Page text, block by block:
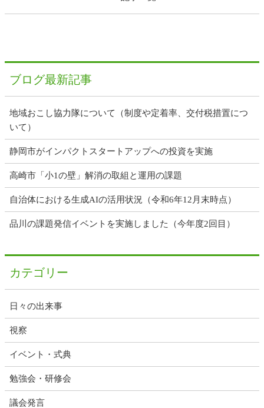
ブログ最新記事
地域おこし協力隊について（制度や定着率、交付税措置につ
いて）
静岡市がインパクトスタートアップへの投資を実施
高崎市「小1の壁」解消の取組と運用の課題
自治体における生成AIの活用状況（令和6年12月末時点）
品川の課題発信イベントを実施しました（今年度2回目）
カテゴリー
日々の出来事
視察
イベント・式典
勉強会・研修会
議会発言